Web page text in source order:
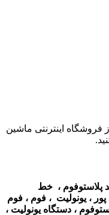
فروشگاه اینترنتی ماشین
پلاستوفوم ، خط
پور ، یونولیت ، فوم ، فوم
، دستگاه یونولیت ،